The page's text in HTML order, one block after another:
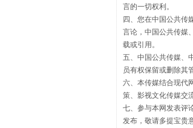
揭
言的一切权利。
四、您在中国公共传
言论，中国公共传媒
载或引用。
五、中国公共传媒、
员有权保留或删除其
六、本传媒结合现代
策、影视文化传媒交
七、参与本网发表评
发布，敬请多提宝贵